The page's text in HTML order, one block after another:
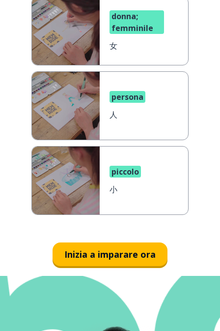
donna;
femminile
女
persona
人
piccolo
小
Inizia a imparare ora